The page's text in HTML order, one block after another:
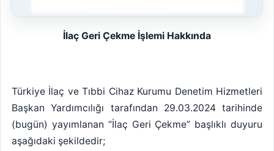
İlaç Geri Çekme İşlemi Hakkında
Türkiye İlaç ve Tıbbi Cihaz Kurumu Denetim Hizmetleri
Başkan Yardımcılığı tarafından 29.03.2024 tarihinde
(bugün) yayımlanan “İlaç Geri Çekme” başlıklı duyuru
aşağıdaki şekildedir;